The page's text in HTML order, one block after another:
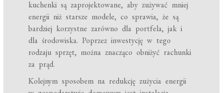
kuchenki są zaprojektowane, aby zużywać mniej
energii niż starsze modele, co sprawia, że są
bardziej korzystne zarówno dla portfela, jak i
dla środowiska. Poprzez inwestycję w tego
rodzaju sprzęt, można znacząco obniżyć rachunki
za prąd.
Kolejnym sposobem na redukcję zużycia energii